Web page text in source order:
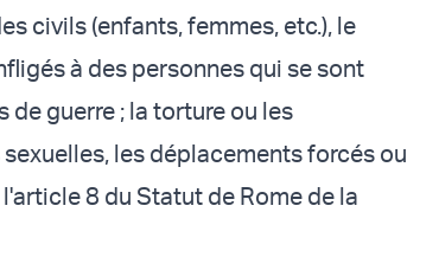
civils (enfants, femmes, etc.), le
à des personnes qui se sont
guerre ; la torture ou les
les déplacements forcés ou
8 du Statut de Rome de la